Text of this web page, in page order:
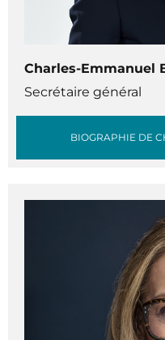
Charles-Emmanuel
Secrétaire général
BIOGRAPHIE DE